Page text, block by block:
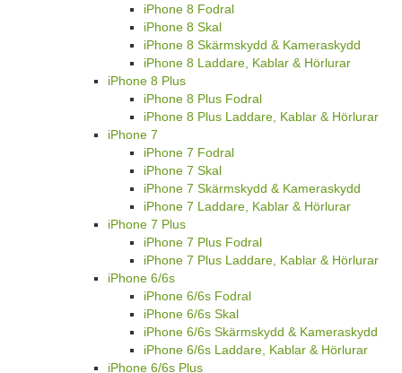
iPhone 8 Fodral
iPhone 8 Skal
iPhone 8 Skärmskydd & Kameraskydd
iPhone 8 Laddare, Kablar & Hörlurar
iPhone 8 Plus
iPhone 8 Plus Fodral
iPhone 8 Plus Laddare, Kablar & Hörlurar
iPhone 7
iPhone 7 Fodral
iPhone 7 Skal
iPhone 7 Skärmskydd & Kameraskydd
iPhone 7 Laddare, Kablar & Hörlurar
iPhone 7 Plus
iPhone 7 Plus Fodral
iPhone 7 Plus Laddare, Kablar & Hörlurar
iPhone 6/6s
iPhone 6/6s Fodral
iPhone 6/6s Skal
iPhone 6/6s Skärmskydd & Kameraskydd
iPhone 6/6s Laddare, Kablar & Hörlurar
iPhone 6/6s Plus